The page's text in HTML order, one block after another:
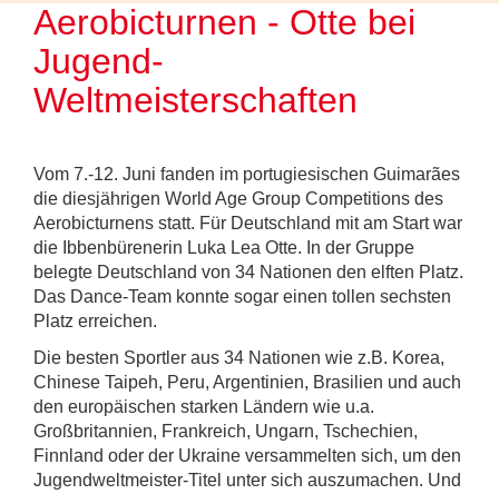
Aerobicturnen - Otte bei
Jugend-
Weltmeisterschaften
Vom 7.-12. Juni fanden im portugiesischen Guimarães
die diesjährigen World Age Group Competitions des
Aerobicturnens statt. Für Deutschland mit am Start war
die Ibbenbürenerin Luka Lea Otte. In der Gruppe
belegte Deutschland von 34 Nationen den elften Platz.
Das Dance-Team konnte sogar einen tollen sechsten
Platz erreichen.
Die besten Sportler aus 34 Nationen wie z.B. Korea,
Chinese Taipeh, Peru, Argentinien, Brasilien und auch
den europäischen starken Ländern wie u.a.
Großbritannien, Frankreich, Ungarn, Tschechien,
Finnland oder der Ukraine versammelten sich, um den
Jugendweltmeister-Titel unter sich auszumachen. Und